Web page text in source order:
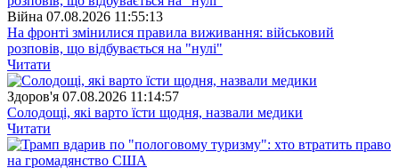
Війна 07.08.2026 11:55:13
На фронті змінилися правила виживання: військовий
розповів, що відбувається на "нулі"
Читати
Здоров'я 07.08.2026 11:14:57
Солодощі, які варто їсти щодня, назвали медики
Читати